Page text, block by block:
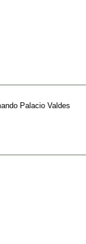
Palacio Valdes